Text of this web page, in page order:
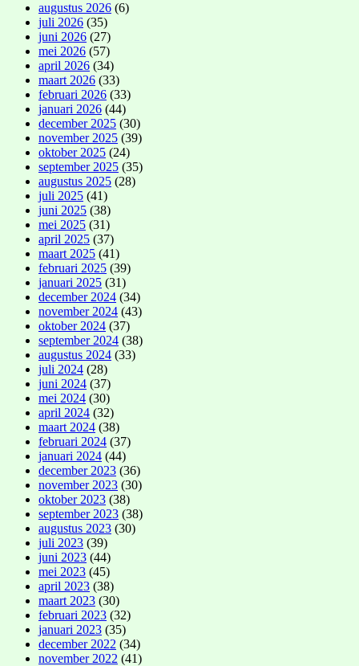
augustus 2026 (6)
juli 2026 (35)
juni 2026 (27)
mei 2026 (57)
april 2026 (34)
maart 2026 (33)
februari 2026 (33)
januari 2026 (44)
december 2025 (30)
november 2025 (39)
oktober 2025 (24)
september 2025 (35)
augustus 2025 (28)
juli 2025 (41)
juni 2025 (38)
mei 2025 (31)
april 2025 (37)
maart 2025 (41)
februari 2025 (39)
januari 2025 (31)
december 2024 (34)
november 2024 (43)
oktober 2024 (37)
september 2024 (38)
augustus 2024 (33)
juli 2024 (28)
juni 2024 (37)
mei 2024 (30)
april 2024 (32)
maart 2024 (38)
februari 2024 (37)
januari 2024 (44)
december 2023 (36)
november 2023 (30)
oktober 2023 (38)
september 2023 (38)
augustus 2023 (30)
juli 2023 (39)
juni 2023 (44)
mei 2023 (45)
april 2023 (38)
maart 2023 (30)
februari 2023 (32)
januari 2023 (35)
december 2022 (34)
november 2022 (41)